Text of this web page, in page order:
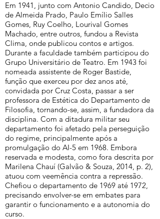
Em 1941, junto com Antonio Candido, Decio
de Almeida Prado, Paulo Emílio Salles
Gomes, Ruy Coelho, Lourival Gomes
Machado, entre outros, fundou a Revista
Clima, onde publicou contos e artigos.
Durante a faculdade também participou do
Grupo Universitário de Teatro. Em 1943 foi
nomeada assistente de Roger Bastide,
função que exerceu por dez anos até,
convidada por Cruz Costa, passar a ser
professora de Estética do Departamento de
Filosofia, tornando-se, assim, a fundadora da
disciplina. Com a ditadura militar seu
departamento foi afetado pela perseguição
do regime, principalmente após a
promulgação do AI-5 em 1968. Embora
reservada e modesta, como fora descrita por
Marilena Chauí (Galvão & Souza, 2014, p. 2),
atuou com veemência contra a repressão.
Chefiou o departamento de 1969 até 1972,
precisando envolver-se em embates para
garantir o funcionamento e a autonomia do
curso.